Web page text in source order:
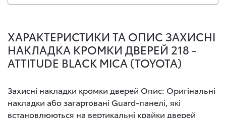
ХАРАКТЕРИСТИКИ ТА ОПИС ЗАХИСНІ
НАКЛАДКА КРОМКИ ДВЕРЕЙ 218 -
ATTITUDE BLACK MICA (TOYOTA)
Захисні накладки кромки дверей Опис: Оригінальні
накладки або загартовані Guard-панелі, які
встановлюються на вертикальні крайки дверей